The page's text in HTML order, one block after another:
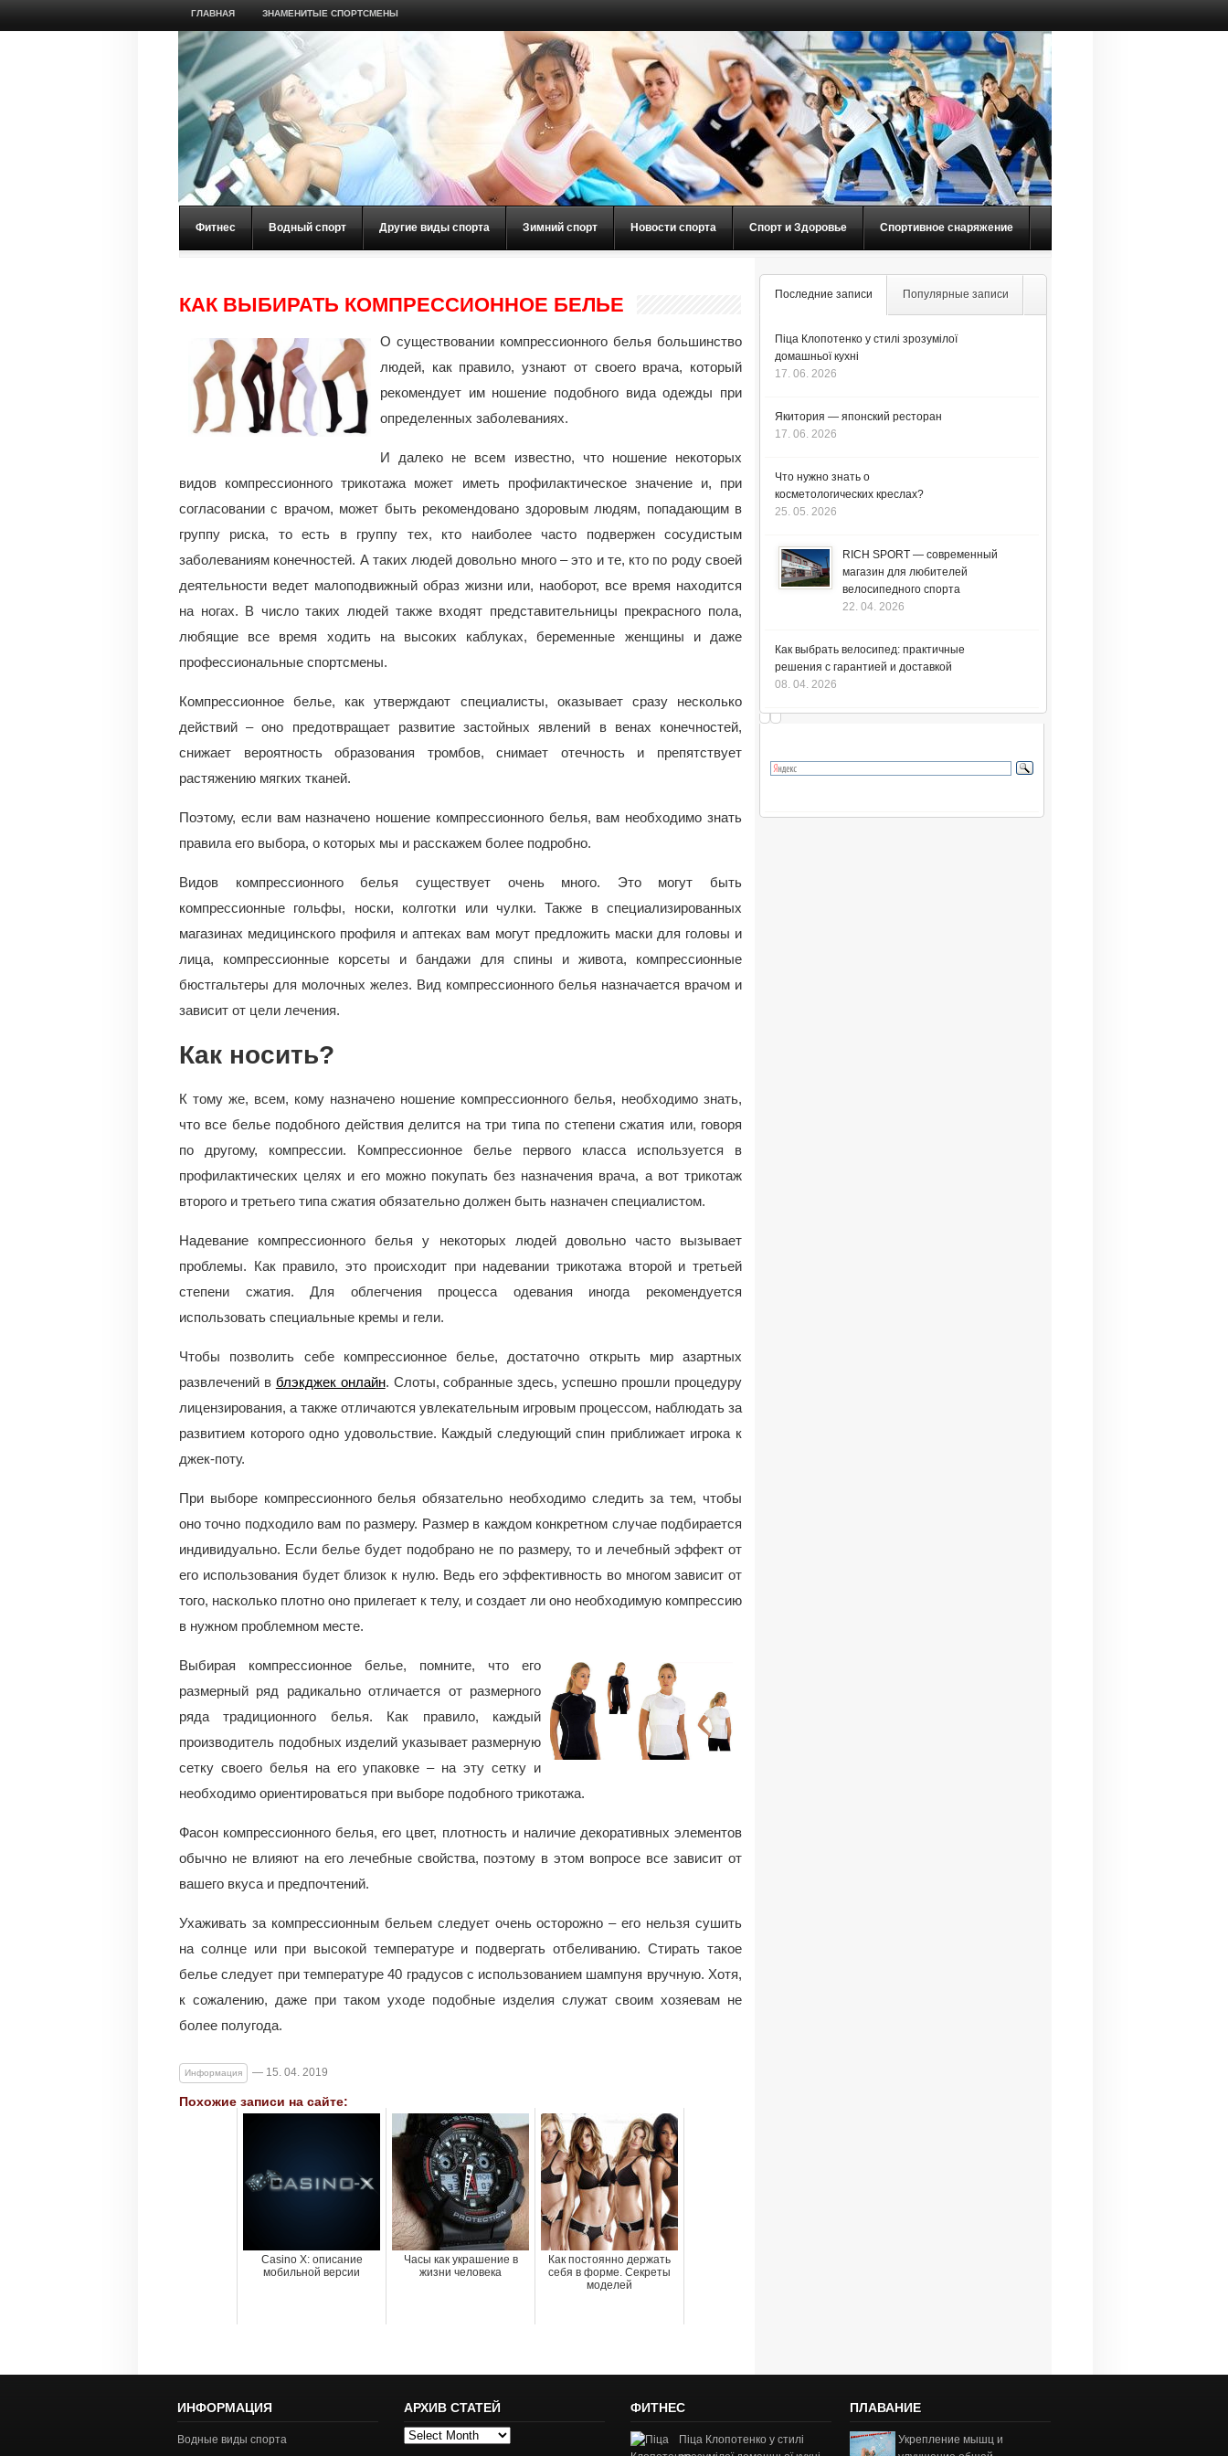
ГЛАВНАЯ ЗНАМЕНИТЫЕ СПОРТСМЕНЫ
Фитнес Водный спорт Другие виды спорта Зимний спорт Новости спорта Спорт и Здоровье Спортивное снаряжение
КАК ВЫБИРАТЬ КОМПРЕССИОННОЕ БЕЛЬЕ
О существовании компрессионного белья большинство
людей, как правило, узнают от своего врача, который
рекомендует им ношение подобного вида одежды при
определенных заболеваниях.
И далеко не всем известно, что ношение некоторых
видов компрессионного трикотажа может иметь профилактическое значение и, при
согласовании с врачом, может быть рекомендовано здоровым людям, попадающим в
группу риска, то есть в группу тех, кто наиболее часто подвержен сосудистым
заболеваниям конечностей. А таких людей довольно много – это и те, кто по роду своей
деятельности ведет малоподвижный образ жизни или, наоборот, все время находится
на ногах. В число таких людей также входят представительницы прекрасного пола,
любящие все время ходить на высоких каблуках, беременные женщины и даже
профессиональные спортсмены.
Компрессионное белье, как утверждают специалисты, оказывает сразу несколько
действий – оно предотвращает развитие застойных явлений в венах конечностей,
снижает вероятность образования тромбов, снимает отечность и препятствует
растяжению мягких тканей.
Поэтому, если вам назначено ношение компрессионного белья, вам необходимо знать
правила его выбора, о которых мы и расскажем более подробно.
Видов компрессионного белья существует очень много. Это могут быть
компрессионные гольфы, носки, колготки или чулки. Также в специализированных
магазинах медицинского профиля и аптеках вам могут предложить маски для головы и
лица, компрессионные корсеты и бандажи для спины и живота, компрессионные
бюстгальтеры для молочных желез. Вид компрессионного белья назначается врачом и
зависит от цели лечения.
Как носить?
К тому же, всем, кому назначено ношение компрессионного белья, необходимо знать,
что все белье подобного действия делится на три типа по степени сжатия или, говоря
по другому, компрессии. Компрессионное белье первого класса используется в
профилактических целях и его можно покупать без назначения врача, а вот трикотаж
второго и третьего типа сжатия обязательно должен быть назначен специалистом.
Надевание компрессионного белья у некоторых людей довольно часто вызывает
проблемы. Как правило, это происходит при надевании трикотажа второй и третьей
степени сжатия. Для облегчения процесса одевания иногда рекомендуется
использовать специальные кремы и гели.
Чтобы позволить себе компрессионное белье, достаточно открыть мир азартных
развлечений в блэкджек онлайн. Слоты, собранные здесь, успешно прошли процедуру
лицензирования, а также отличаются увлекательным игровым процессом, наблюдать за
развитием которого одно удовольствие. Каждый следующий спин приближает игрока к
джек-поту.
При выборе компрессионного белья обязательно необходимо следить за тем, чтобы
оно точно подходило вам по размеру. Размер в каждом конкретном случае подбирается
индивидуально. Если белье будет подобрано не по размеру, то и лечебный эффект от
его использования будет близок к нулю. Ведь его эффективность во многом зависит от
того, насколько плотно оно прилегает к телу, и создает ли оно необходимую компрессию
в нужном проблемном месте.
Выбирая компрессионное белье, помните, что его
размерный ряд радикально отличается от размерного
ряда традиционного белья. Как правило, каждый
производитель подобных изделий указывает размерную
сетку своего белья на его упаковке – на эту сетку и
необходимо ориентироваться при выборе подобного трикотажа.
Фасон компрессионного белья, его цвет, плотность и наличие декоративных элементов
обычно не влияют на его лечебные свойства, поэтому в этом вопросе все зависит от
вашего вкуса и предпочтений.
Ухаживать за компрессионным бельем следует очень осторожно – его нельзя сушить
на солнце или при высокой температуре и подвергать отбеливанию. Стирать такое
белье следует при температуре 40 градусов с использованием шампуня вручную. Хотя,
к сожалению, даже при таком уходе подобные изделия служат своим хозяевам не
более полугода.
Информация — 15. 04. 2019
Похожие записи на сайте:
Casino X: описание
мобильной версии
Часы как украшение в
жизни человека
Как постоянно держать
себя в форме. Секреты
моделей
Последние записи Популярные записи
Піца Клопотенко у стилі зрозумілої
домашньої кухні
17. 06. 2026
Якитория — японский ресторан
17. 06. 2026
Что нужно знать о
косметологических креслах?
25. 05. 2026
RICH SPORT — современный
магазин для любителей
велосипедного спорта
22. 04. 2026
Как выбрать велосипед: практичные
решения с гарантией и доставкой
08. 04. 2026
ИНФОРМАЦИЯ
Водные виды спорта
АРХИВ СТАТЕЙ
Архив
ФИТНЕС
Піца Клопотенко у стилі
ПЛАВАНИЕ
Укрепление мышц и